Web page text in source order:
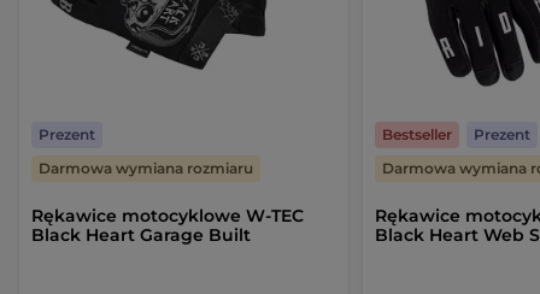
Rękawice motocyklowe W-TEC
Black Heart Garage Built
Prezent
Darmowa wymiana rozmiaru
Rękawice
Black Heart Web
Bestseller
Prezent
Darmowa wymiana